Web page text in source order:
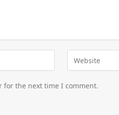
for the next time I comment.